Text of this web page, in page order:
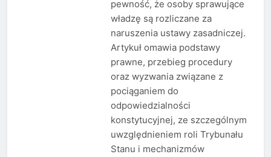
pewność, że osoby sprawujące
władzę są rozliczane za
naruszenia ustawy zasadniczej.
Artykuł omawia podstawy
prawne, przebieg procedury
oraz wyzwania związane z
pociąganiem do
odpowiedzialności
konstytucyjnej, ze szczególnym
uwzględnieniem roli Trybunału
Stanu i mechanizmów